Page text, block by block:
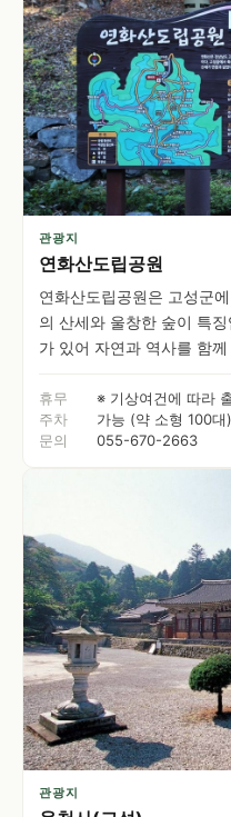
관광지
연화산도립공원
연화산도립공원은 고성군
의 산세와 울창한 숲이 특
가 있어 자연과 역사를 함
휴무
※ 기상여건에 따라
주차
가능 (약 소형 100
문의
055-670-2663
관광지